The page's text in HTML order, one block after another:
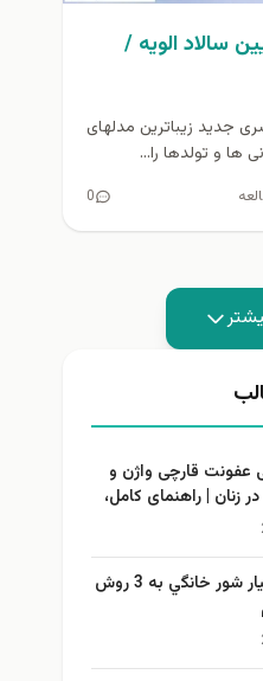
سالاد الویه /
از ۷ گنج ، سری جدید زیباترین مدلهای
ها و تولدها را...
0
عفونت قارچی واژن و
زنان | راهنمای کامل،
طرز تهيه خیار شور خانگي به 3 روش